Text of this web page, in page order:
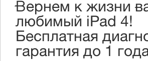
Вернем к жизни
любимый iPad 4!
Бесплатная
гарантия до 1